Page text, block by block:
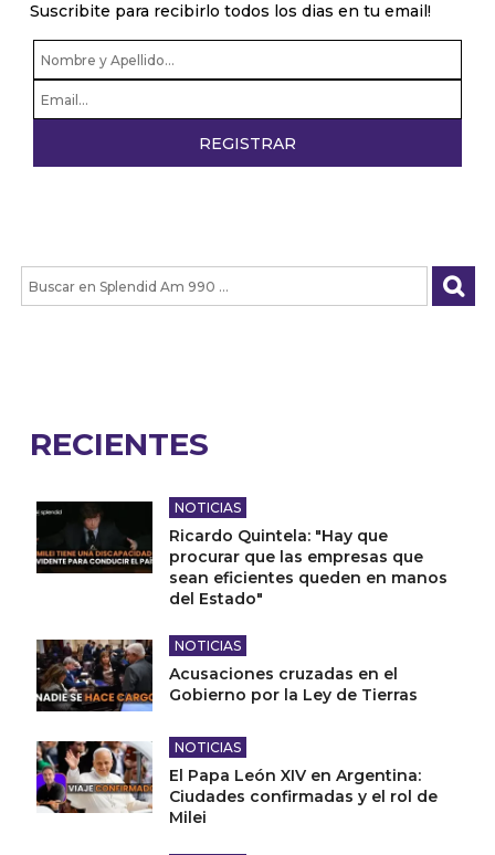
Suscribite para recibirlo todos los dias en tu email!
RECIENTES
NOTICIAS
Ricardo Quintela: "Hay que
procurar que las empresas que
sean eficientes queden en manos
del Estado"
NOTICIAS
Acusaciones cruzadas en el
Gobierno por la Ley de Tierras
NOTICIAS
El Papa León XIV en Argentina:
Ciudades confirmadas y el rol de
Milei